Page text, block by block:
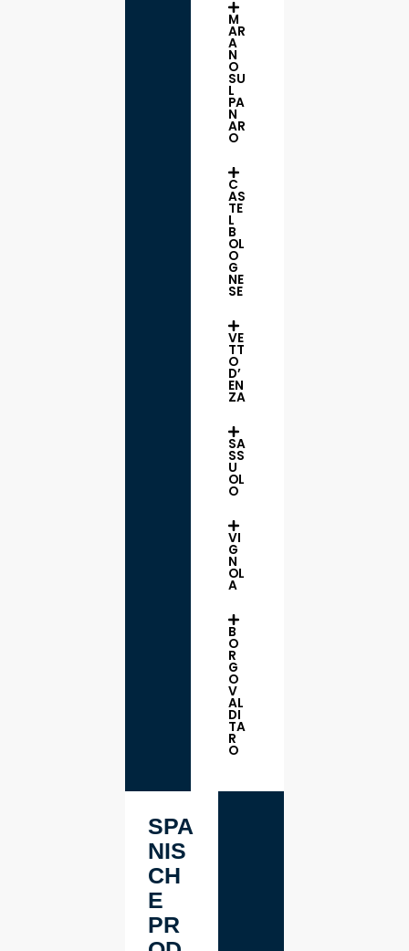
M
AR
A
N
O
SU
L
PA
N
AR
O
C
AS
TE
L
B
OL
O
G
NE
SE
VE
TT
O
D’
EN
ZA
SA
SS
U
OL
O
VI
G
N
OL
A
B
O
R
G
O
V
AL
DI
TA
R
O
SPA
NIS
CH
E
PR